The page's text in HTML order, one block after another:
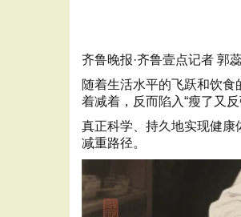
齐鲁晚报·齐鲁壹点记者 郭
随着生活水平的飞跃和饮
着减着，反而陷入“瘦了又
真正科学、持久地实现健康
减重路径。